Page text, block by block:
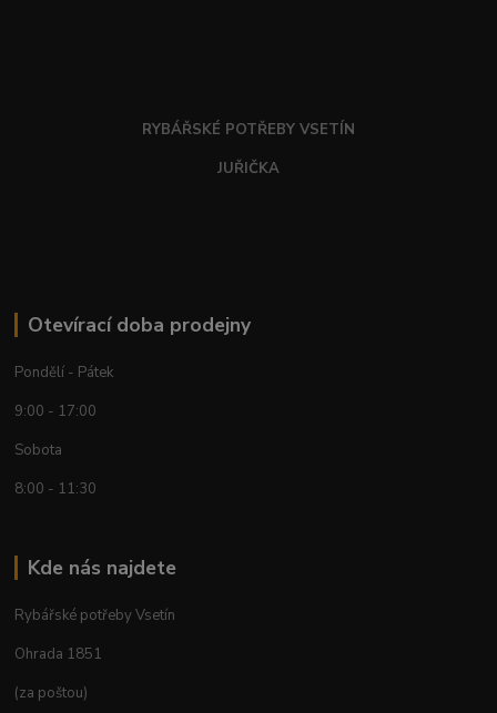
RYBÁŘSKÉ POTŘEBY VSETÍN
JUŘIČKA
Otevírací doba prodejny
Pondělí - Pátek
9:00 - 17:00
Sobota
8:00 - 11:30
Kde nás najdete
Rybářské potřeby Vsetín
Ohrada 1851
(za poštou)